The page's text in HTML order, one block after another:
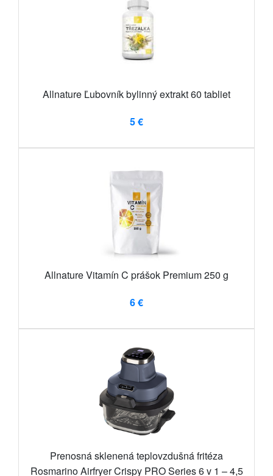
Allnature Ľubovník bylinný extrakt 60 tabliet
5 €
Allnature Vitamín C prášok Premium 250 g
6 €
Prenosná sklenená teplovzdušná fritéza
Rosmarino Airfryer Crispy PRO Series 6 v 1 – 4,5